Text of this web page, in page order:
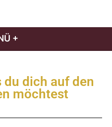
+
du dich auf den
möchtest